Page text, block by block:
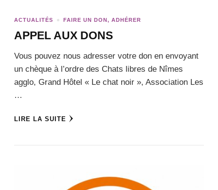
ACTUALITÉS FAIRE UN DON, ADHÉRER
APPEL AUX DONS
Vous pouvez nous adresser votre don en envoyant
un chèque à l’ordre des Chats libres de Nîmes
agglo, Grand Hôtel « Le chat noir », Association Les
…
LIRE LA SUITE